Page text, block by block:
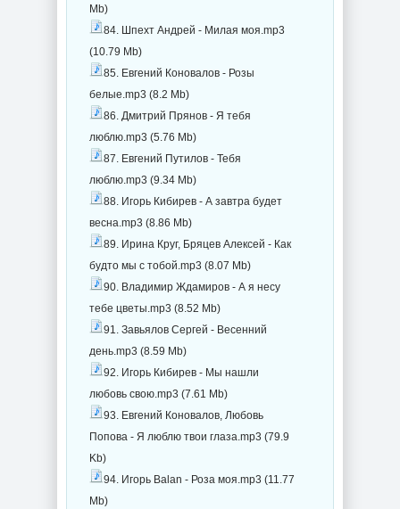
Mb)
84. Шпехт Андрей - Милая моя.mp3
(10.79 Mb)
85. Евгений Коновалов - Розы
белые.mp3 (8.2 Mb)
86. Дмитрий Прянов - Я тебя
люблю.mp3 (5.76 Mb)
87. Евгений Путилов - Тебя
люблю.mp3 (9.34 Mb)
88. Игорь Кибирев - А завтра будет
весна.mp3 (8.86 Mb)
89. Ирина Круг, Бряцев Алексей - Как
будто мы с тобой.mp3 (8.07 Mb)
90. Владимир Ждамиров - А я несу
тебе цветы.mp3 (8.52 Mb)
91. Завьялов Сергей - Весенний
день.mp3 (8.59 Mb)
92. Игорь Кибирев - Мы нашли
любовь свою.mp3 (7.61 Mb)
93. Евгений Коновалов, Любовь
Попова - Я люблю твои глаза.mp3 (79.9
Kb)
94. Игорь Balan - Роза моя.mp3 (11.77
Mb)